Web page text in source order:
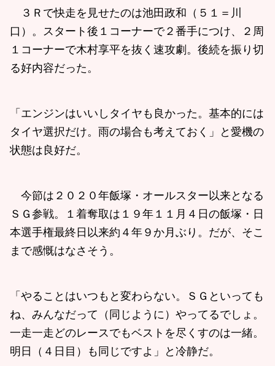
３Ｒで快走を見せたのは池田政和（５１＝川
口）。スタート後１コーナーで２番手につけ、２周
１コーナーで木村享平を抜く速攻劇。後続を振り切
る好内容だった。
「エンジンはいいしタイヤも良かった。基本的には
タイヤ選択だけ。雨の場合も考えておく」と愛機の
状態は良好だ。
今節は２０２０年飯塚・オールスター以来となる
ＳＧ参戦。１着奪取は１９年１１月４日の飯塚・日
本選手権最終日以来約４年９か月ぶり。だが、そこ
まで感慨はなさそう。
「やることはいつもと変わらない。ＳＧといっても
ね、みんなだって（同じように）やってるでしょ。
一走一走どのレースでもベストを尽くすのは一緒。
明日（４日目）も同じですよ」と冷静だ。